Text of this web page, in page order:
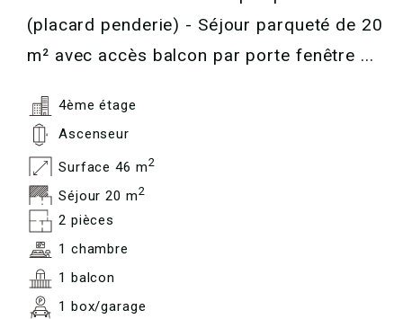
(placard penderie) - Séjour parqueté de 20
m² avec accès balcon par porte fenêtre ...
4ème étage
Ascenseur
Surface 46 m2
Séjour 20 m2
2 pièces
1 chambre
1 balcon
1 box/garage